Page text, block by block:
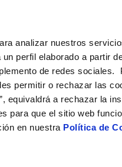
analizar nuestros
perfil elaborado a partir
de redes sociales.
permitir o rechazar las
equivaldrá a rechazar la
para que el sitio web
en nuestra Política de
Carta de
Customer
Tu Agua
CUIDADOS
Consejos
Cuidados
03 DIC